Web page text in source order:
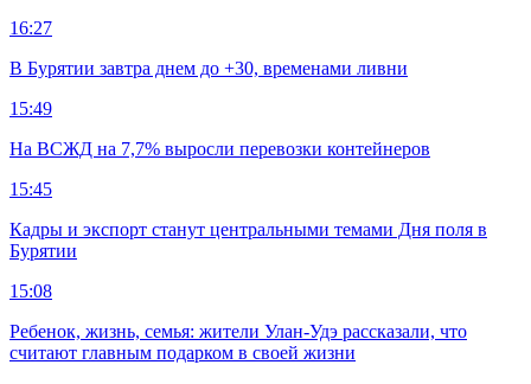
16:27
В Бурятии завтра днем до +30, временами ливни
15:49
На ВСЖД на 7,7% выросли перевозки контейнеров
15:45
Кадры и экспорт станут центральными темами Дня поля в
Бурятии
15:08
Ребенок, жизнь, семья: жители Улан-Удэ рассказали, что
считают главным подарком в своей жизни